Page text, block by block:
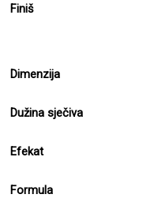
Finiš
Dimenzija
Dužina sječiva
Efekat
Formula